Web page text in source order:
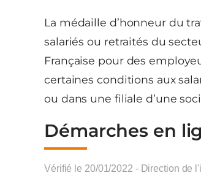
La médaille d’honneur du
salariés ou retraités du
Française pour des
certaines conditions aux
ou dans une filiale d’une
Démarches en
Vérifié le 20/01/2022 - Direction de